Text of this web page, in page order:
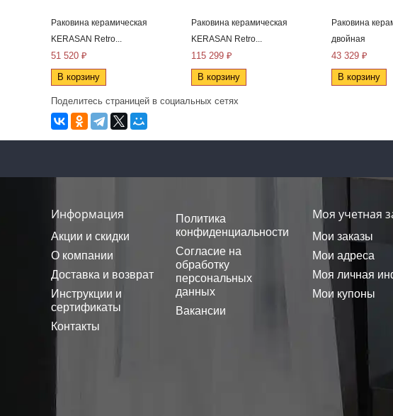
Раковина керамическая
KERASAN Retro...
51 520 ₽
В корзину
Раковина керамическая
KERASAN Retro...
115 299 ₽
В корзину
Раковина
двойная
43 329 ₽
В корзину
Поделитесь страницей в социальных сетях
Информация
Акции и скидки
О компании
Доставка и возврат
Инструкции и
сертификаты
Контакты
Политика
конфиденциальности
Согласие на
обработку
персональных
данных
Вакансии
Моя учетная
Мои заказы
Мои адреса
Моя личная
Мои купоны